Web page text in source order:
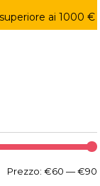
ai 1000 €
Prezzo: €60 —€90